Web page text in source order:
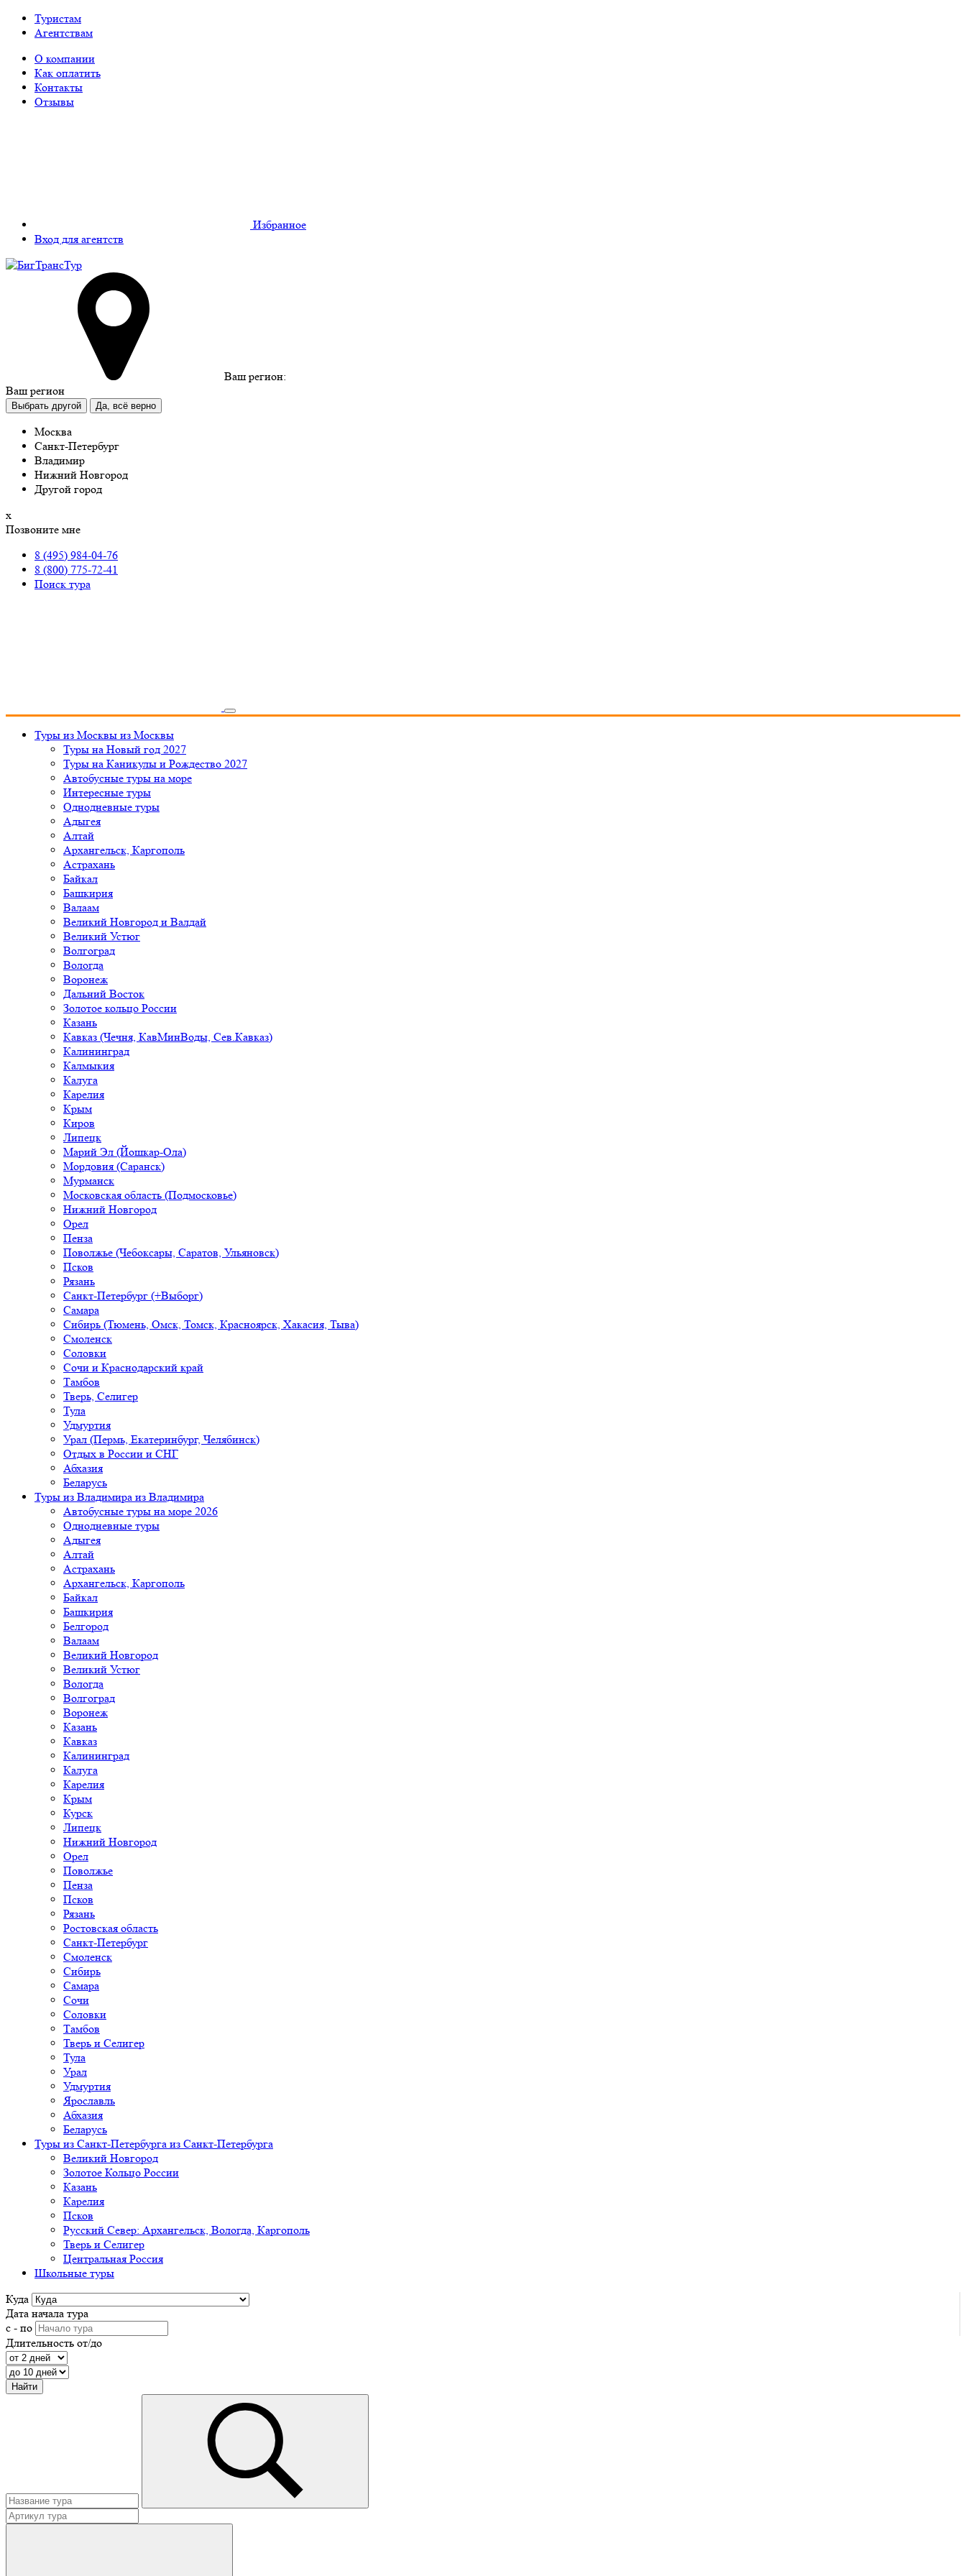
Туристам
Агентствам
О компании
Как оплатить
Контакты
Отзывы
Избранное
Вход для агентств
Ваш регион:
Ваш регион
Выбрать другой Да, всё верно
Москва
Санкт-Петербург
Владимир
Нижний Новгород
Другой город
х
Позвоните мне
8 (495) 984-04-76
8 (800) 775-72-41
Поиск тура
Туры из Москвы из Москвы
Туры на Новый год 2027
Туры на Каникулы и Рождество 2027
Автобусные туры на море
Интересные туры
Однодневные туры
Адыгея
Алтай
Архангельск, Каргополь
Астрахань
Байкал
Башкирия
Валаам
Великий Новгород и Валдай
Великий Устюг
Волгоград
Вологда
Воронеж
Дальний Восток
Золотое кольцо России
Казань
Кавказ (Чечня, КавМинВоды, Сев.Кавказ)
Калининград
Калмыкия
Калуга
Карелия
Крым
Киров
Липецк
Марий Эл (Йошкар-Ола)
Мордовия (Саранск)
Мурманск
Московская область (Подмосковье)
Нижний Новгород
Орел
Пенза
Поволжье (Чебоксары, Саратов, Ульяновск)
Псков
Рязань
Санкт-Петербург (+Выборг)
Самара
Сибирь (Тюмень, Омск, Томск, Красноярск, Хакасия, Тыва)
Смоленск
Соловки
Сочи и Краснодарский край
Тамбов
Тверь, Селигер
Тула
Удмуртия
Урал (Пермь, Екатеринбург, Челябинск)
Отдых в России и СНГ
Абхазия
Беларусь
Туры из Владимира из Владимира
Автобусные туры на море 2026
Однодневные туры
Адыгея
Алтай
Астрахань
Архангельск, Каргополь
Байкал
Башкирия
Белгород
Валаам
Великий Новгород
Великий Устюг
Вологда
Волгоград
Воронеж
Казань
Кавказ
Калининград
Калуга
Карелия
Крым
Курск
Липецк
Нижний Новгород
Орел
Поволжье
Пенза
Псков
Рязань
Ростовская область
Санкт-Петербург
Смоленск
Сибирь
Самара
Сочи
Соловки
Тамбов
Тверь и Селигер
Тула
Урал
Удмуртия
Ярославль
Абхазия
Беларусь
Туры из Санкт-Петербурга из Санкт-Петербурга
Великий Новгород
Золотое Кольцо России
Казань
Карелия
Псков
Русский Север: Архангельск, Вологда, Каргополь
Тверь и Селигер
Центральная Россия
Школьные туры
Куда
Дата начала тура
с - по
Длительность от/до